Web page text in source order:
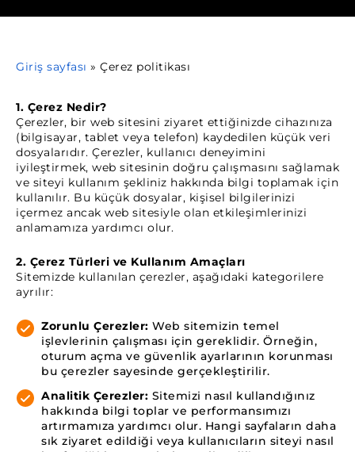
Giriş sayfası » Çerez politikası
1. Çerez Nedir?
Çerezler, bir web sitesini ziyaret ettiğinizde cihazınıza
(bilgisayar, tablet veya telefon) kaydedilen küçük veri
dosyalarıdır. Çerezler, kullanıcı deneyimini
iyileştirmek, web sitesinin doğru çalışmasını sağlamak
ve siteyi kullanım şekliniz hakkında bilgi toplamak için
kullanılır. Bu küçük dosyalar, kişisel bilgilerinizi
içermez ancak web sitesiyle olan etkileşimlerinizi
anlamamıza yardımcı olur.
2. Çerez Türleri ve Kullanım Amaçları
Sitemizde kullanılan çerezler, aşağıdaki kategorilere
ayrılır:
Zorunlu Çerezler: Web sitemizin temel
işlevlerinin çalışması için gereklidir. Örneğin,
oturum açma ve güvenlik ayarlarının korunması
bu çerezler sayesinde gerçekleştirilir.
Analitik Çerezler: Sitemizi nasıl kullandığınız
hakkında bilgi toplar ve performansımızı
artırmamıza yardımcı olur. Hangi sayfaların daha
sık ziyaret edildiği veya kullanıcıların siteyi nasıl